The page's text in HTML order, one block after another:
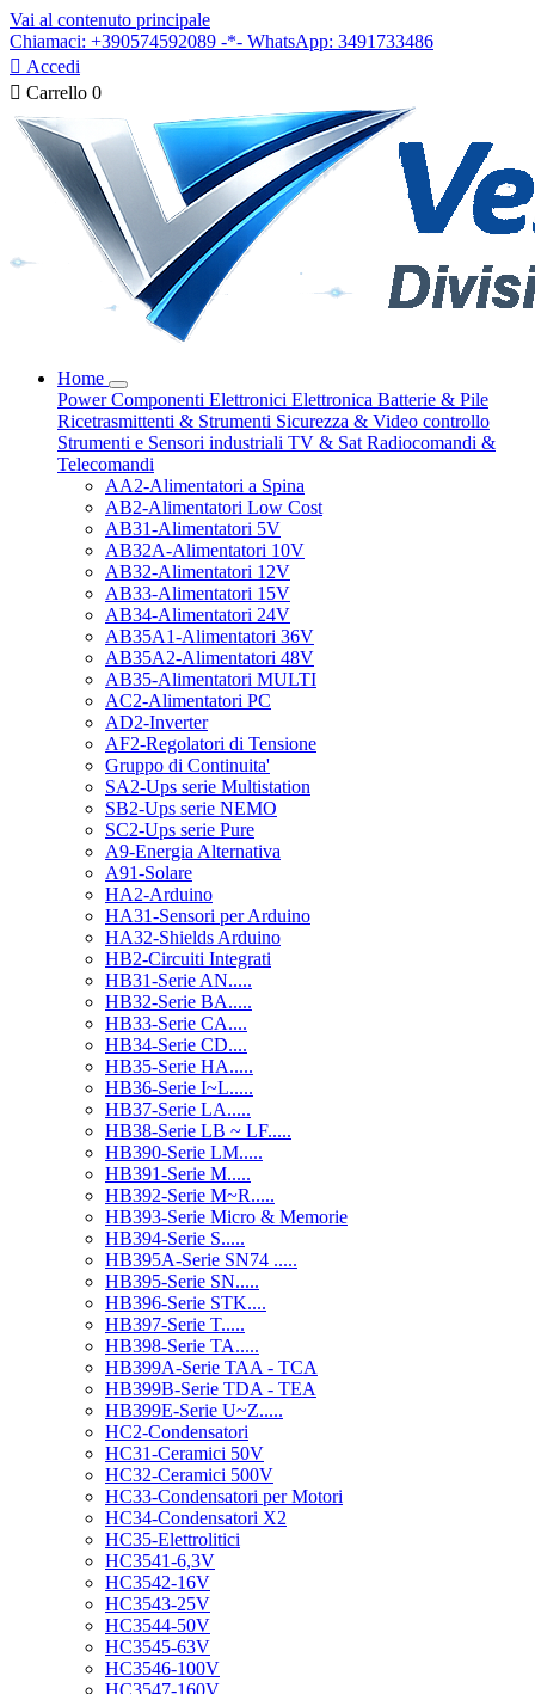
Vai al contenuto principale
Chiamaci: +390574592089 -*- WhatsApp: 3491733486
 Accedi
 Carrello 0
Home
PowerComponenti Elettronici Elettronica Batterie & Pile
Ricetrasmittenti & Strumenti Sicurezza & Video controllo
Strumenti e Sensori industriali TV & Sat Radiocomandi &
Telecomandi
AA2-Alimentatori a Spina
AB2-Alimentatori Low Cost
AB31-Alimentatori 5V
AB32A-Alimentatori 10V
AB32-Alimentatori 12V
AB33-Alimentatori 15V
AB34-Alimentatori 24V
AB35A1-Alimentatori 36V
AB35A2-Alimentatori 48V
AB35-Alimentatori MULTI
AC2-Alimentatori PC
AD2-Inverter
AF2-Regolatori di Tensione
Gruppo di Continuita'
SA2-Ups serie Multistation
SB2-Ups serie NEMO
SC2-Ups serie Pure
A9-Energia Alternativa
A91-Solare
HA2-Arduino
HA31-Sensori per Arduino
HA32-Shields Arduino
HB2-Circuiti Integrati
HB31-Serie AN.....
HB32-Serie BA.....
HB33-Serie CA....
HB34-Serie CD....
HB35-Serie HA.....
HB36-Serie I~L.....
HB37-Serie LA.....
HB38-Serie LB ~ LF.....
HB390-Serie LM.....
HB391-Serie M.....
HB392-Serie M~R.....
HB393-Serie Micro & Memorie
HB394-Serie S.....
HB395A-Serie SN74 .....
HB395-Serie SN.....
HB396-Serie STK....
HB397-Serie T.....
HB398-Serie TA.....
HB399A-Serie TAA - TCA
HB399B-Serie TDA - TEA
HB399E-Serie U~Z.....
HC2-Condensatori
HC31-Ceramici 50V
HC32-Ceramici 500V
HC33-Condensatori per Motori
HC34-Condensatori X2
HC35-Elettrolitici
HC3541-6,3V
HC3542-16V
HC3543-25V
HC3544-50V
HC3545-63V
HC3546-100V
HC3547-160V